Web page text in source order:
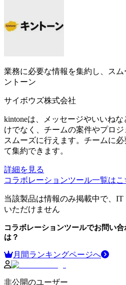
業務に必要な情報を集約し、ス
ントーン
サイボウズ株式会社
kintoneは、メッセージやいいね
けでなく、チームの案件やプロ
スムーズに行えます。チームに
て集約できます。
詳細を見る
コラボレーションツール一覧はこ
当該製品は情報のみ掲載中で、
いただけません
コラボレーションツールでお問い
は？
月間ランキングページへ
非公開のユーザー